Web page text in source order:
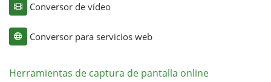
Conversor de vídeo
Conversor para servicios web
Herramientas de captura de pantalla online